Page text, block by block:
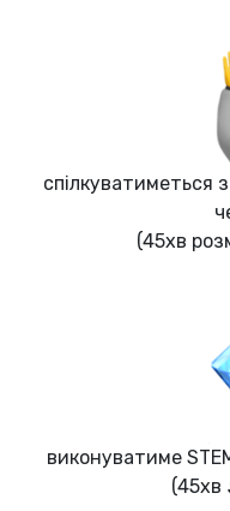
спілкуватиметься
(45хв
виконуватиме
(45хв